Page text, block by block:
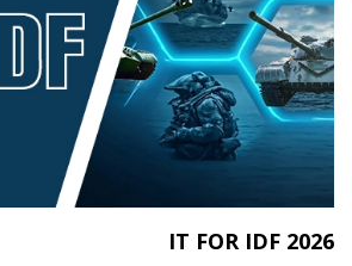
IT FOR IDF 2026